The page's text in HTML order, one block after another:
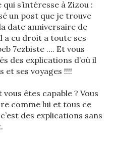
qui s’intéresse à Zizou :
un post que je trouve
date anniversaire de
eu droit a toute ses
7ezbiste …. Et vous
des explications d’où il
et ses voyages !!!!
êtes capable ? Vous
comme lui et tous ce
des explications sans